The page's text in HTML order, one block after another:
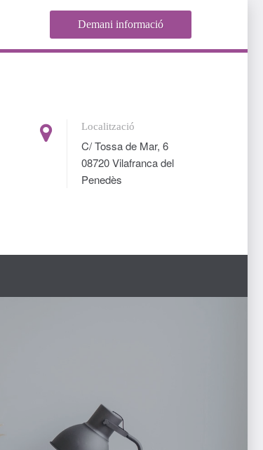
Demani informació
Localització
C/ Tossa de Mar, 6
08720 Vilafranca del
Penedès